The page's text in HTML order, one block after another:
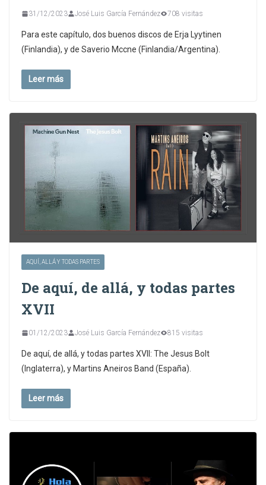
31/12/2023 José Luis García Fernández 708 visitas
Para este capítulo, dos buenos discos de Erja Lyytinen
(Finlandia), y de Saverio Mccne (Finlandia/Argentina).
Leer más
AQUÍ, ALLÁ Y TODAS PARTES
De aquí, de allá, y todas partes
XVII
01/12/2023 José Luis García Fernández 815 visitas
De aquí, de allá, y todas partes XVII: The Jesus Bolt
(Inglaterra), y Martins Aneiros Band (España).
Leer más